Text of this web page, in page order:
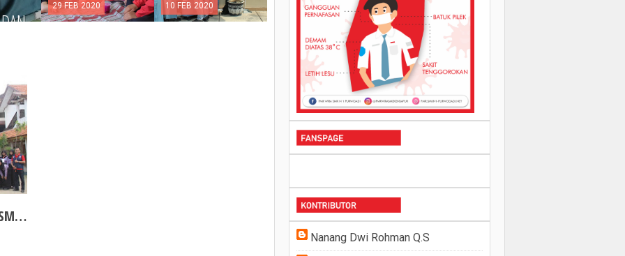
29 FEB 2020 10 FEB 2020
Diklat PRS Pertama PMR Wira SMKN 1 Purwodadi
Nanang Dwi Rohman Q.S